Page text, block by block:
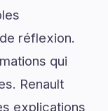
réflexion.
qui
Renault
explications